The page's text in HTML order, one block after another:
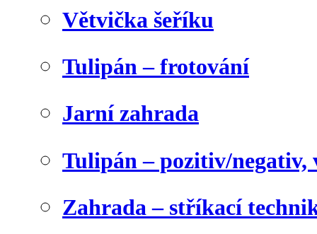
Větvička šeříku
Tulipán – frotování
Jarní zahrada
Tulipán – pozitiv/negativ,
Zahrada – stříkací